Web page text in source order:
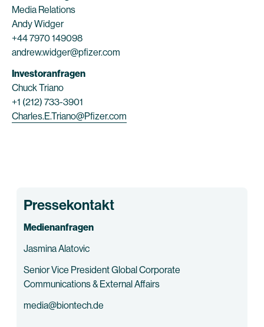
Media Relations
Andy Widger
+44 7970 149098
andrew.widger@pfizer.com
Investoranfragen
Chuck Triano
+1 (212) 733-3901
Charles.E.Triano@Pfizer.com
Pressekontakt
Medienanfragen
Jasmina Alatovic
Senior Vice President Global Corporate
Communications & External Affairs
media@biontech.de